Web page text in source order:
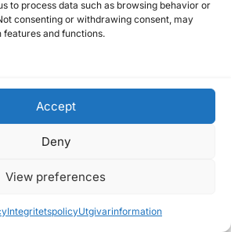
to process data such as browsing behavior or
consenting or withdrawing consent, may
and functions.
Accept
Deny
View preferences
IntegritetspolicyUtgivarinformation
nog fiskodling och vattenbruk med
men så kallade landbaserade
som bas finns goda förutsättningar
Ost).